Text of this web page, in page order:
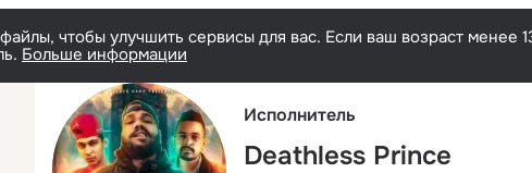
чтобы улучшить сервисы для вас. Если ваш возраст менее
Больше информации
Исполнитель
Deathless Prince